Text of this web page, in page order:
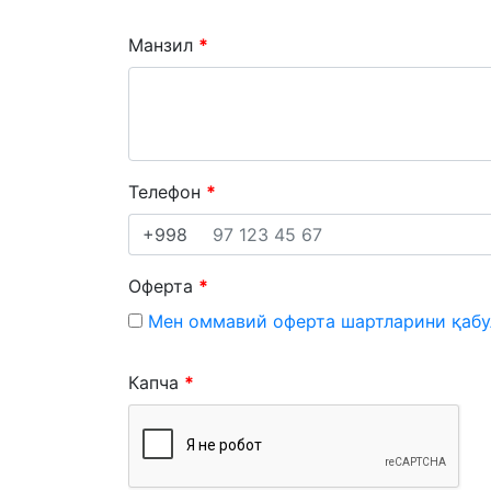
Манзил
Телефон
+998
Оферта
Мен оммавий оферта шартларини
Капча